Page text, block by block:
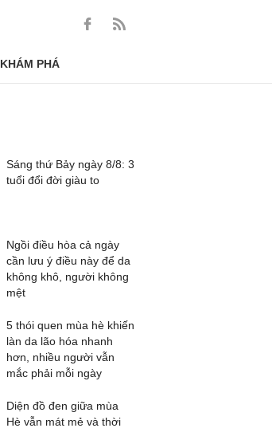
KHÁM PHÁ
Sáng thứ Bảy ngày 8/8: 3
tuổi đổi đời giàu to
Ngồi điều hòa cả ngày
cần lưu ý điều này để da
không khô, người không
mệt
5 thói quen mùa hè khiến
làn da lão hóa nhanh
hơn, nhiều người vẫn
mắc phải mỗi ngày
Diện đồ đen giữa mùa
Hè vẫn mát mẻ và thời